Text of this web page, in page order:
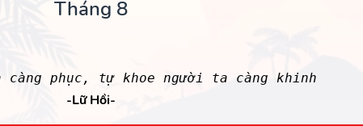
Tháng 8
càng phục, tự khoe người ta càng khinh
-Lữ Hồi-